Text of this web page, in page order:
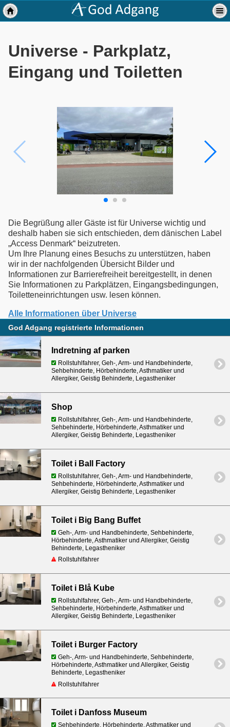
Universe - Parkplatz,
Eingang und Toiletten
Die Begrüßung aller Gäste ist für Universe wichtig und
deshalb haben sie sich entschieden, dem dänischen Label
„Access Denmark“ beizutreten.
Um Ihre Planung eines Besuchs zu unterstützen, haben
wir in der nachfolgenden Übersicht Bilder und
Informationen zur Barrierefreiheit bereitgestellt, in denen
Sie Informationen zu Parkplätzen, Eingangsbedingungen,
Toiletteneinrichtungen usw. lesen können.
Alle Informationen über Universe
God Adgang registrierte Informationen
Indretning af parken
Rollstuhlfahrer, Geh-, Arm- und Handbehinderte,
Sehbehinderte, Hörbehinderte, Asthmatiker und
Allergiker, Geistig Behinderte, Legastheniker
Shop
Rollstuhlfahrer, Geh-, Arm- und Handbehinderte,
Sehbehinderte, Hörbehinderte, Asthmatiker und
Allergiker, Geistig Behinderte, Legastheniker
Toilet i Ball Factory
Rollstuhlfahrer, Geh-, Arm- und Handbehinderte,
Sehbehinderte, Hörbehinderte, Asthmatiker und
Allergiker, Geistig Behinderte, Legastheniker
Toilet i Big Bang Buffet
Geh-, Arm- und Handbehinderte, Sehbehinderte,
Hörbehinderte, Asthmatiker und Allergiker, Geistig
Behinderte, Legastheniker
Rollstuhlfahrer
Toilet i Blå Kube
Rollstuhlfahrer, Geh-, Arm- und Handbehinderte,
Sehbehinderte, Hörbehinderte, Asthmatiker und
Allergiker, Geistig Behinderte, Legastheniker
Toilet i Burger Factory
Geh-, Arm- und Handbehinderte, Sehbehinderte,
Hörbehinderte, Asthmatiker und Allergiker, Geistig
Behinderte, Legastheniker
Rollstuhlfahrer
Toilet i Danfoss Museum
Sehbehinderte, Hörbehinderte, Asthmatiker und